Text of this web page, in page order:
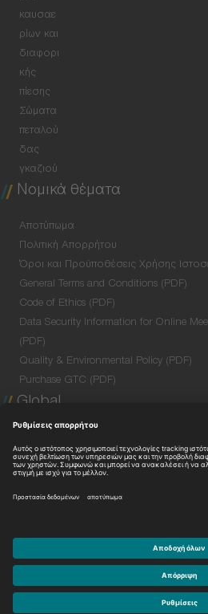
καυσαε
ρίων και
διαφορι
κής
πίεσης
Σώματα
πεταλού
δας
γκαζιού
Νομικά θέματα
Αποτύπωμα
Πολιτική Απορρήτου
Όροι και Προϋποθέσεις Χρήσης
General Terms and Conditions (PDF)
Code of Ethics (PDF)
Data Security Information for Online
(PDF)
Quality & Environmental Policy (PDF)
Purchase GTC (PDF)
Global
Global Network
Venture Lab
Με την επιφύλαξη